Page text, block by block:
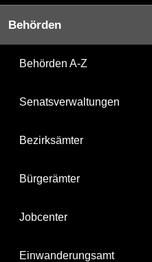
Behörden
Behörden A-Z
Senatsverwaltungen
Bezirksämter
Bürgerämter
Jobcenter
Einwanderungsamt